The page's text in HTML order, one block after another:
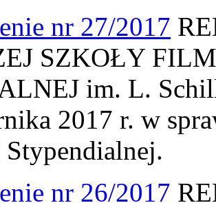
nr 27/2017
SZKOŁY
im. L.
2017 r. w
nr 26/2017